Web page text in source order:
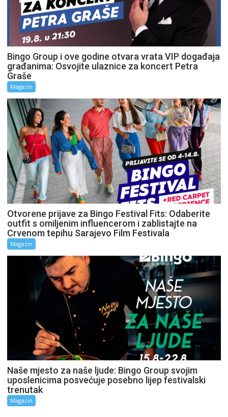
Bingo Group i ove godine otvara vrata VIP događaja
građanima: Osvojite ulaznice za koncert Petra
Graše
Magazin
Otvorene prijave za Bingo Festival Fits: Odaberite
outfit s omiljenim influencerom i zablistajte na
Crvenom tepihu Sarajevo Film Festivala
Magazin
Naše mjesto za naše ljude: Bingo Group svojim
uposlenicima posvećuje posebno lijep festivalski
trenutak
Magazin